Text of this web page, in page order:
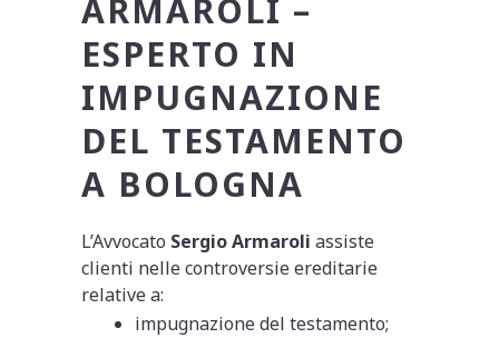
ARMAROLI –
ESPERTO IN
IMPUGNAZIONE
DEL TESTAMENTO
A BOLOGNA
L’Avvocato Sergio Armaroli assiste
clienti nelle controversie ereditarie
relative a:
impugnazione del testamento;